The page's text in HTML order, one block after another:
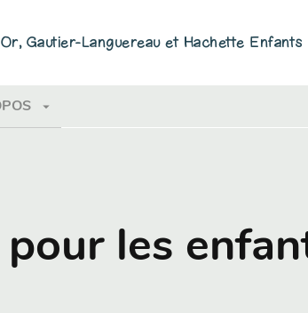
Gautier-Languereau et Hachette Enfants
arrow_drop_down
les